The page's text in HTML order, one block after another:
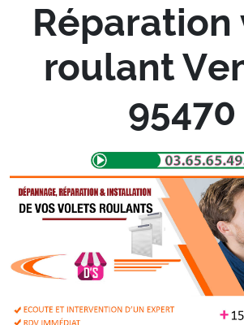
Réparation
roulant
95470